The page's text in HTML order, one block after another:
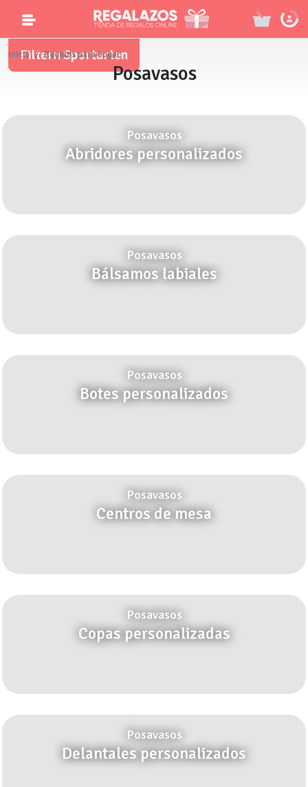
Filtern Sportarten
Inicio Regalos para hogar
Posavasos
Posavasos
Abridores personalizados
Posavasos
Bálsamos labiales
Posavasos
Botes personalizados
Posavasos
Centros de mesa
Posavasos
Copas personalizadas
Posavasos
Delantales personalizados